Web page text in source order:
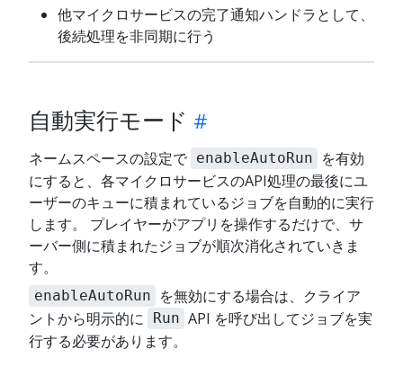
他マイクロサービスの完了通知ハンドラとして、
後続処理を非同期に行う
自動実行モード
ネームスペースの設定で enableAutoRun
を有効
にすると、各マイクロサービスのAPI処理の最後にユ
ーザーのキューに積まれているジョブを自動的に実行
します。 プレイヤーがアプリを操作するだけで、サ
ーバー側に積まれたジョブが順次消化されていきま
す。
enableAutoRun
を無効にする場合は、クライア
ントから明示的に
Run API を呼び出してジョブを実
行する必要があります。